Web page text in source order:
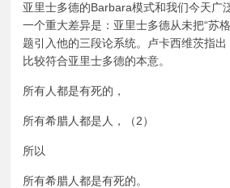
亚里士多德的Barbara模式和我们今天广
一个重大差异是：亚里士多德从未把“苏
题引入他的三段论系统。卢卡西维茨指
比较符合亚里士多德的本意。
所有人都是有死的，
所有希腊人都是人，（2）
所以
所有希腊人都是有死的。